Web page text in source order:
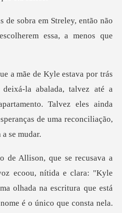
ley, então não
-la abalada, talvez até a
Talvez eles ainda
olhada na escritura que está
é o único que consta nela.